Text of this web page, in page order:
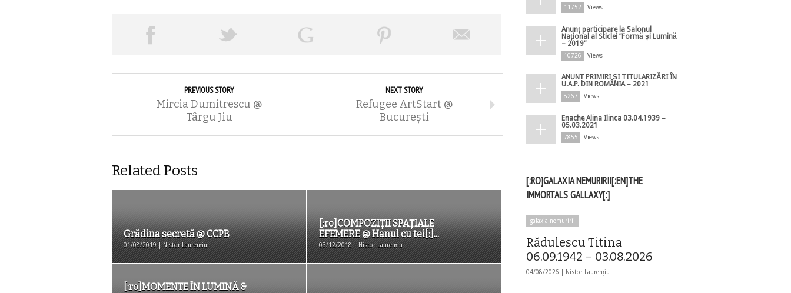
PREVIOUS STORY
Mircia Dumitrescu @
Târgu Jiu
NEXT STORY
Refugee ArtStart @
București
Related Posts
Grădina secretă @ CCPB
01/08/2019 | Nistor Laurențiu
[:ro]COMPOZIŢII SPAŢIALE
EFEMERE @ Hanul cu tei[:]...
03/12/2018 | Nistor Laurențiu
[:ro]MOMENTE ÎN LUMINĂ &
11752 Views
Anunț participare la Salonul
Național al Sticlei ”Formă și Lumină
– 2019”
10726 Views
ANUNȚ PRIMIRI ȘI TITULARIZĂRI ÎN
U.A.P. DIN ROMÂNIA – 2021
8267 Views
Enache Alina Ilinca 03.04.1939 –
05.03.2021
7855 Views
[:RO]GALAXIA NEMURIRII[:EN]THE
IMMORTALS GALLAXY[:]
galaxia nemuririi
Rădulescu Titina
06.09.1942 – 03.08.2026
04/08/2026 | Nistor Laurențiu